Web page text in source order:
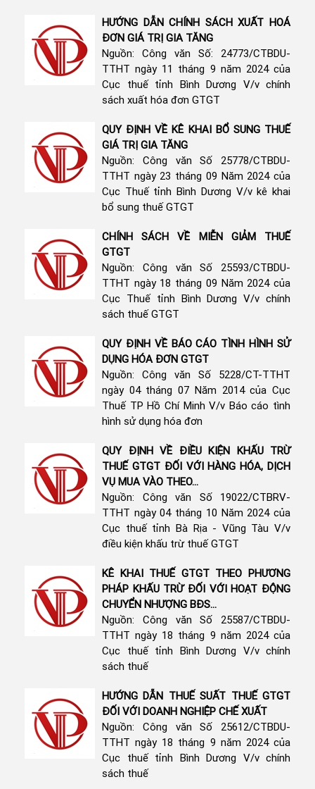
HƯỚNG DẪN CHÍNH SÁCH XUẤT HOÁ
ĐƠN GIÁ TRỊ GIA TĂNG
Nguồn: Công văn Số: 24773/CTBDU-
TTHT ngày 11 tháng 9 năm 2024 của
Cục thuế tỉnh Bình Dương V/v chính
sách xuất hóa đơn GTGT
QUY ĐỊNH VỀ KÊ KHAI BỔ SUNG THUẾ
GIÁ TRỊ GIA TĂNG
Nguồn: Công văn Số 25778/CTBDU-
TTHT ngày 23 tháng 09 Năm 2024 của
Cục Thuế tỉnh Bình Dương V/v kê khai
bổ sung thuế GTGT
CHÍNH SÁCH VỀ MIỄN GIẢM THUẾ
GTGT
Nguồn: Công văn Số 25593/CTBDU-
TTHT ngày 18 tháng 09 Năm 2024 của
Cục Thuế tỉnh Bình Dương V/v chính
sách thuế GTGT
QUY ĐỊNH VỀ BÁO CÁO TÌNH HÌNH SỬ
DỤNG HÓA ĐƠN GTGT
Nguồn: Công văn Số 5228/CT-TTHT
ngày 04 tháng 07 Năm 2014 của Cục
Thuế TP Hồ Chí Minh V/v Báo cáo tình
hình sử dụng hóa đơn
QUY ĐỊNH VỀ ĐIỀU KIỆN KHẤU TRỪ
THUẾ GTGT ĐỐI VỚI HÀNG HÓA, DỊCH
VỤ MUA VÀO THEO...
Nguồn: Công văn Số 19022/CTBRV-
TTHT ngày 04 tháng 10 Năm 2024 của
Cục thuế tỉnh Bà Rịa - Vũng Tàu V/v
điều kiện khấu trừ thuế GTGT
KÊ KHAI THUẾ GTGT THEO PHƯƠNG
PHÁP KHẤU TRỪ ĐỐI VỚI HOẠT ĐỘNG
CHUYỂN NHƯỢNG BĐS...
Nguồn: Công văn Số 25587/CTBDU-
TTHT ngày 18 tháng 9 năm 2024 của
Cục thuế tỉnh Bình Dương V/v chính
sách thuế
HƯỚNG DẪN THUẾ SUẤT THUẾ GTGT
ĐỐI VỚI DOANH NGHIỆP CHẾ XUẤT
Nguồn: Công văn Số 25612/CTBDU-
TTHT ngày 18 tháng 9 năm 2024 của
Cục thuế tỉnh Bình Dương V/v chính
sách thuế